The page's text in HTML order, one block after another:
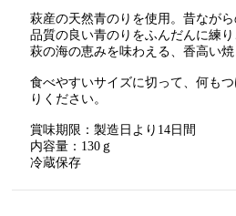
萩産の天然青のりを使用。昔ながら
品質の良い青のりをふんだんに練り
萩の海の恵みを味わえる、香高い焼
食べやすいサイズに切って、何も
りください。
賞味期限：製造日より14日間
内容量：130ｇ
冷蔵保存